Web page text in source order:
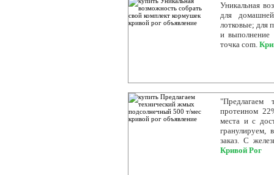
Уникальная
для
лотковые; для
и выполнение
точка com.
протеином
места и с
гранулируем,
заказ. С
Кривой Рог